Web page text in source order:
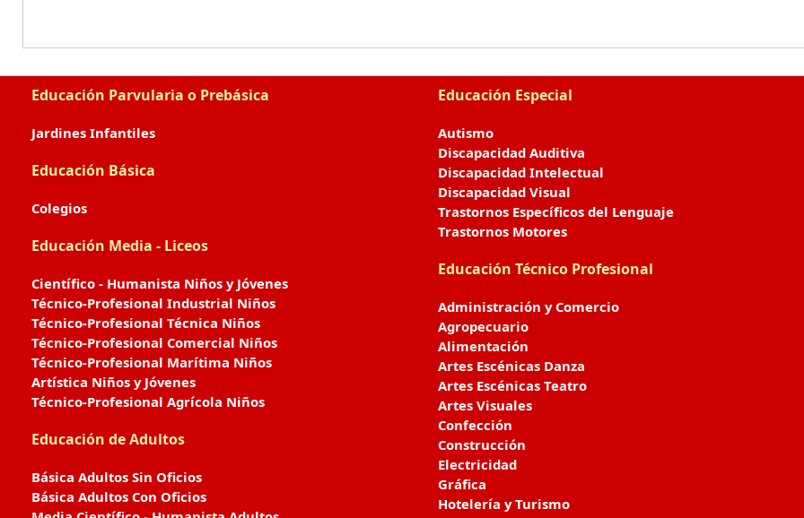
Educación Parvularia o Prebásica
Jardines Infantiles
Educación Básica
Colegios
Educación Media - Liceos
Científico - Humanista Niños y Jóvenes
Técnico-Profesional Industrial Niños
Técnico-Profesional Técnica Niños
Técnico-Profesional Comercial Niños
Técnico-Profesional Marítima Niños
Artística Niños y Jóvenes
Técnico-Profesional Agrícola Niños
Educación de Adultos
Básica Adultos Sin Oficios
Básica Adultos Con Oficios
Educación Especial
Autismo
Discapacidad Auditiva
Discapacidad Intelectual
Discapacidad Visual
Trastornos Específicos del Lenguaje
Trastornos Motores
Educación Técnico Profesional
Administración y Comercio
Agropecuario
Alimentación
Artes Escénicas Danza
Artes Escénicas Teatro
Artes Visuales
Confección
Construcción
Electricidad
Gráfica
Hotelería y Turismo